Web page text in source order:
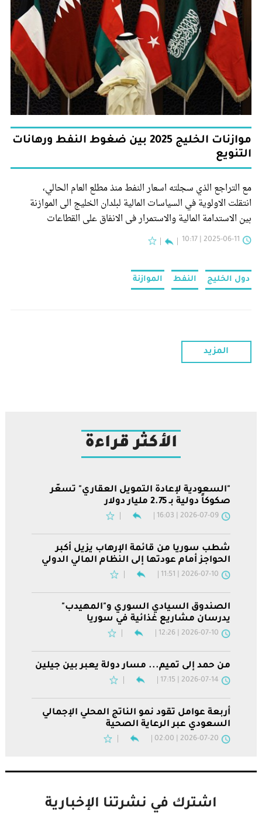
موازنات الخليج 2025 بين ضغوط النفط ورهانات
التنويع
مع التراجع الذي سجلته اسعار النفط منذ مطلع العام الحالي،
انتقلت الاولوية في السياسات المالية لبلدان الخليج الى الموازنة
بين الاستدامة المالية والاستمرار في الانفاق على القطاعات
الاجتماعية والبنى التحتية. هذا في الوقت الذي تواصل هذه البلدان
السعي الى التقدم في استراتيجية التنويع الاقتصادي وتعزيز
2025-06-11 | 10:17
دول الخليج النفط الموازنة
المزيد
الأكثر قراءة
"السعودية لإعادة التمويل العقاري" تسعّر
صكوكاً دولية بـ 2.75 مليار دولار
2026-07-09 | 16:03
شطب سوريا من قائمة الإرهاب يزيل أكبر
الحواجز أمام عودتها إلى النظام المالي الدولي
2026-07-10 | 11:51
الصندوق السيادي السوري و"المهيدب"
يدرسان مشاريع غذائية في سوريا
2026-07-10 | 12:26
من حمد إلى تميم... مسار دولة يعبر بين جيلين
2026-07-14 | 17:15
أربعة عوامل تقود نمو الناتج المحلي الإجمالي
السعودي عبر الرعاية الصحية
2026-07-20 | 02:00
اشترك في نشرتنا الإخبارية